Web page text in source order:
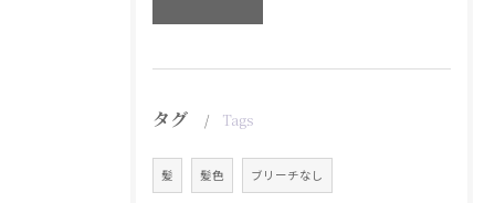
タグ Tags
髪 髪色 ブリーチなし